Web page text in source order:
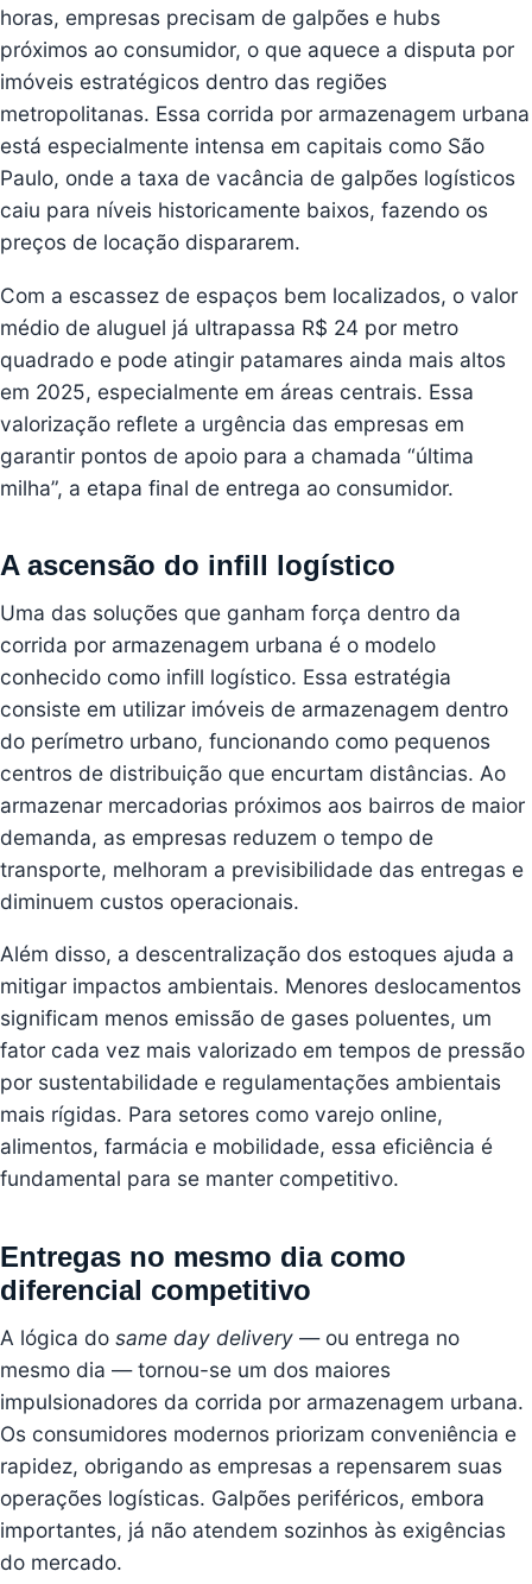
horas, empresas precisam de galpões e hubs
próximos ao consumidor, o que aquece a disputa por
imóveis estratégicos dentro das regiões
metropolitanas. Essa corrida por armazenagem urbana
está especialmente intensa em capitais como São
Paulo, onde a taxa de vacância de galpões logísticos
caiu para níveis historicamente baixos, fazendo os
preços de locação dispararem.
Com a escassez de espaços bem localizados, o valor
médio de aluguel já ultrapassa R$ 24 por metro
quadrado e pode atingir patamares ainda mais altos
em 2025, especialmente em áreas centrais. Essa
valorização reflete a urgência das empresas em
garantir pontos de apoio para a chamada “última
milha”, a etapa final de entrega ao consumidor.
A ascensão do infill logístico
Uma das soluções que ganham força dentro da
corrida por armazenagem urbana é o modelo
conhecido como infill logístico. Essa estratégia
consiste em utilizar imóveis de armazenagem dentro
do perímetro urbano, funcionando como pequenos
centros de distribuição que encurtam distâncias. Ao
armazenar mercadorias próximos aos bairros de maior
demanda, as empresas reduzem o tempo de
transporte, melhoram a previsibilidade das entregas e
diminuem custos operacionais.
Além disso, a descentralização dos estoques ajuda a
mitigar impactos ambientais. Menores deslocamentos
significam menos emissão de gases poluentes, um
fator cada vez mais valorizado em tempos de pressão
por sustentabilidade e regulamentações ambientais
mais rígidas. Para setores como varejo online,
alimentos, farmácia e mobilidade, essa eficiência é
fundamental para se manter competitivo.
Entregas no mesmo dia como
diferencial competitivo
A lógica do same day delivery — ou entrega no
mesmo dia — tornou-se um dos maiores
impulsionadores da corrida por armazenagem urbana.
Os consumidores modernos priorizam conveniência e
rapidez, obrigando as empresas a repensarem suas
operações logísticas. Galpões periféricos, embora
importantes, já não atendem sozinhos às exigências
do mercado.